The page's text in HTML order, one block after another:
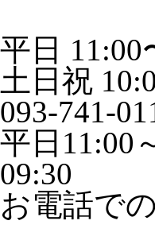
平日 11:00
土日祝
093-741-
平日11:00
09:30
お電話で